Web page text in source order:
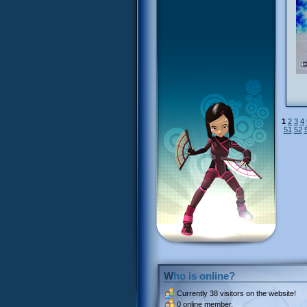
1 2 3 4
51 52
Who is online?
Currently 38 visitors on the website!
0 online member.